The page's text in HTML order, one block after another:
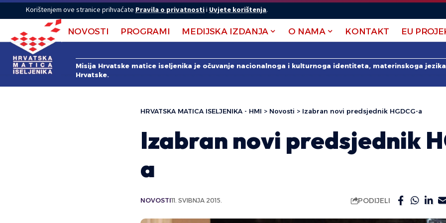
Korištenjem ove stranice prihvaćate Pravila o privatnostii Uvjete korištenja.
NOVOSTI PROGRAMI MEDIJSKA IZDANJA O NAMA KONTAKT EU
Misija Hrvatske matice iseljenika je očuvanje nacionalnoga i kulturnoga identiteta, materinskoga
Hrvatske.
HRVATSKA MATICA ISELJENIKA - HMI > Novosti > Izabran novi predsjednik HGDCG-a
Izabran novi predsjednik
a
NOVOSTI11. SVIBNJA 2015. PODIJELI